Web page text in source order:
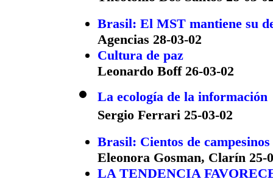
Brasil: El MST mantiene su
Agencias 28-03-02
Cultura de paz
Leonardo Boff 26-03-02
La ecología de la información
Sergio Ferrari 25-03-02
Brasil: Cientos de
Eleonora Gosman, Clarín 25-
LA TENDENCIA